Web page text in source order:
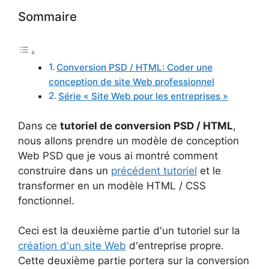
Sommaire
Conversion PSD / HTML: Coder une
conception de site Web professionnel
Série « Site Web pour les entreprises »
Dans ce tutoriel de conversion PSD / HTML,
nous allons prendre un modèle de conception
Web PSD que je vous ai montré comment
construire dans un précédent tutoriel et le
transformer en un modèle HTML / CSS
fonctionnel.
Ceci est la deuxième partie d'un tutoriel sur la
création d'un site Web d'entreprise propre.
Cette deuxième partie portera sur la conversion